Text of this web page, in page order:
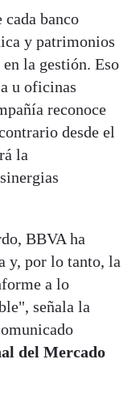
banco
y patrimonios
la gestión. Eso
u oficinas
reconoce
desde el
la
BBVA ha
y, por lo tanto, la
a lo
señala la
del Mercado